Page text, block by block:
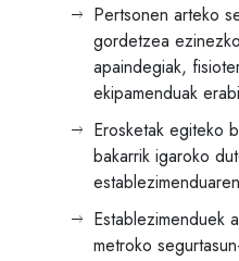
Pertsonen arteko
gordetzea
apaindegiak,
ekipamenduak
Erosketak egiteko
bakarrik igaroko
Establezimenduek
metroko